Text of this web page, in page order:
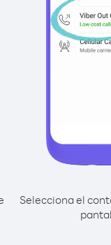
Selecciona el